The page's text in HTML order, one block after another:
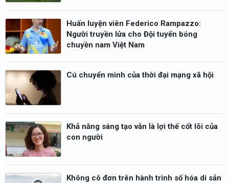
Huấn luyện viên Federico Rampazzo:
Người truyền lửa cho Đội tuyển bóng
chuyền nam Việt Nam
Cú chuyển mình của thời đại mạng xã hội
Khả năng sáng tạo vẫn là lợi thế cốt lõi của
con người
Không cô đơn trên hành trình số hóa di sản